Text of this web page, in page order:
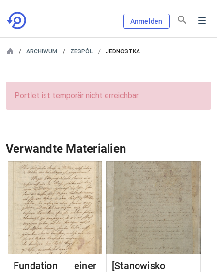
Anmelden
ARCHIWUM ZESPÓŁ JEDNOSTKA
Portlet ist temporär nicht erreichbar.
Verwandte Materialien
Fundation einer
[Stanowisko